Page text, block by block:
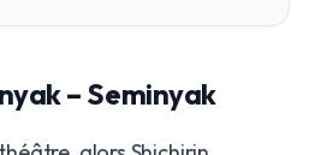
– Seminyak